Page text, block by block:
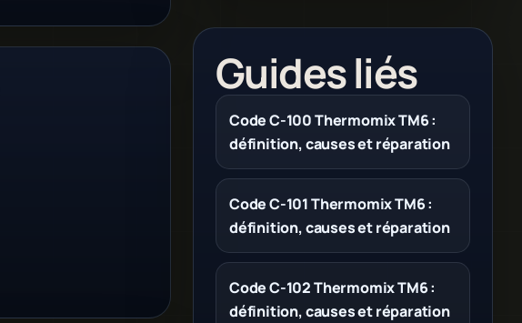
Guides liés
Code C-100 Thermomix TM6 :
définition, causes et réparation
Code C-101 Thermomix TM6 :
définition, causes et réparation
Code C-102 Thermomix TM6 :
définition, causes et réparation